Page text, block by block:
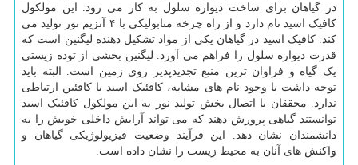
در گیاهان برای ساخت دیواره سلول به کار می رود. این مولکول
کافیک اسید نام دارد و از راه چرخه متابولیکی با ۴ آنزیم نور تولید می
کند. کافیک اسید در گیاهان یکی از مواد تشکیل دهنده لیگنین است که
قدرت دیواره سلول را فراهم می آورد. لیگنین بخشی از توده زیستی
یک گیاه و فراوان ترین منبع تجدیدپذیر روی زمین است. البته باید
توجه داشت با وجود نام های مشابه، کافئیک اسید با کافئین ارتباطی
ندارد. محققان با اتصال بخش تولید نور به این مولکول کافئیک اسید
توانستند گیاهی پرورش دهند که می تواند آرایش داخلی خویش را به
دانشمندان نشان دهد. این فرآیند وضعیت فیزیولوژیکی گیاهان و
واکنش های آنان به محیط زیست را نشان داده است.